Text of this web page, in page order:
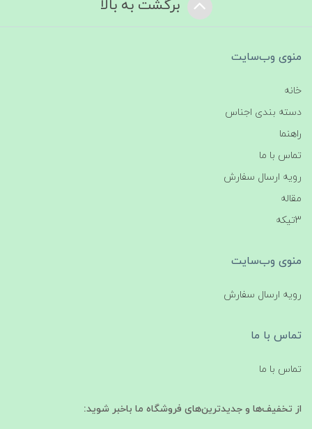
برگشت به بالا
منوی وب‌سایت
خانه
دسته بندی اجناس
راهنما
تماس با ما
رویه ارسال سفارش
مقاله
3تیکه
منوی وب‌سایت
رویه ارسال سفارش
تماس با ما
تماس با ما
از تخفیف‌ها و جدیدترین‌های فروشگاه ما باخبر شوید: